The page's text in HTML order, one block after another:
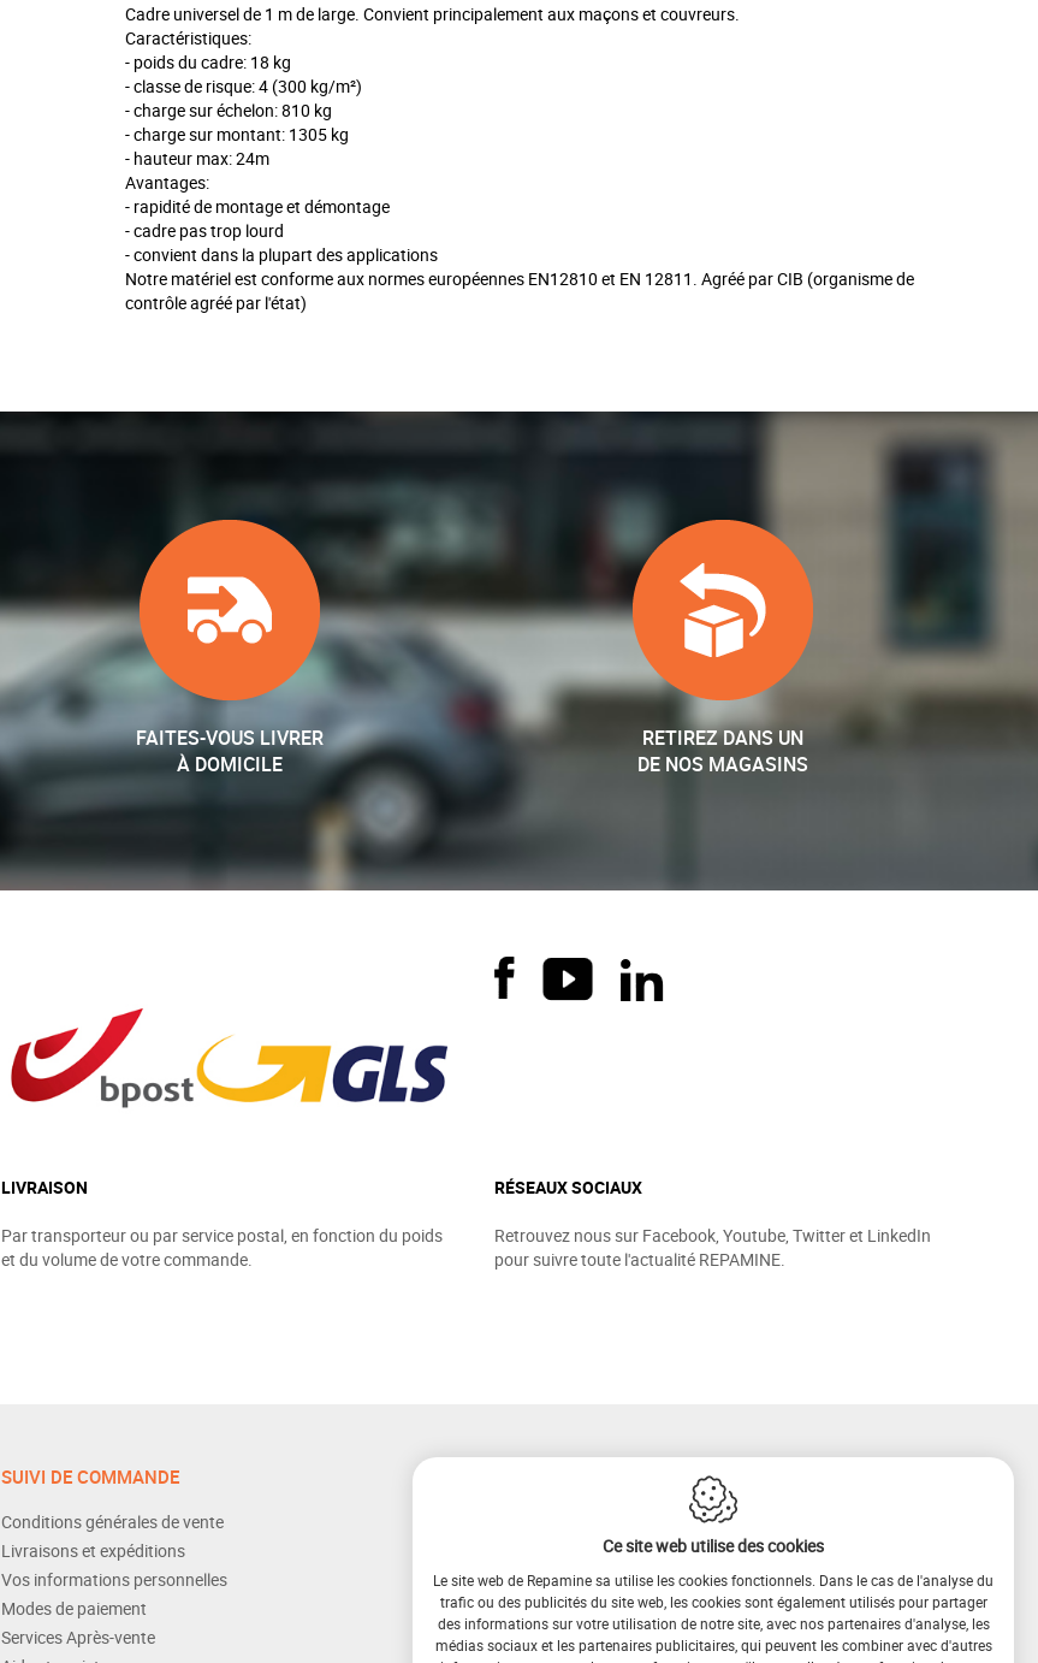
Cadre universel de 1 m de large. Convient principalement aux maçons et couvreurs.
Caractéristiques:
- poids du cadre: 18 kg
- classe de risque: 4 (300 kg/m²)
- charge sur échelon: 810 kg
- charge sur montant: 1305 kg
- hauteur max: 24m
Avantages:
- rapidité de montage et démontage
- cadre pas trop lourd
- convient dans la plupart des applications
Notre matériel est conforme aux normes européennes EN12810 et EN 12811. Agréé par CIB (organisme de
contrôle agréé par l'état)
FAITES-VOUS LIVRER
À DOMICILE
RETIREZ DANS UN
DE NOS MAGASINS
LIVRAISON
Par transporteur ou par service postal, en fonction du poids
et du volume de votre commande.
RÉSEAUX SOCIAUX
Retrouvez nous sur Facebook, Youtube, Twitter et LinkedIn
pour suivre toute l'actualité REPAMINE.
SUIVI DE COMMANDE
Conditions générales de vente
Livraisons et expéditions
Vos informations personnelles
Modes de paiement
Services Après-vente
Ce site web utilise des cookies
Le site web de Repamine sa utilise les cookies fonctionnels. Dans le cas de l'analyse du
trafic ou des publicités du site web, les cookies sont également utilisés pour partager
des informations sur votre utilisation de notre site, avec nos partenaires d'analyse, les
médias sociaux et les partenaires publicitaires, qui peuvent les combiner avec d'autres